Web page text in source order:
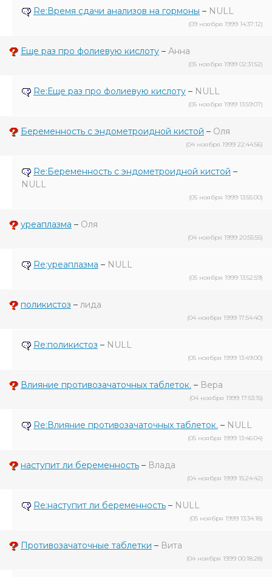
Re:Время сдачи анализов на гормоны – NULL
(09 ноября 1999 14:37:12)
Еще раз про фолиевую кислоту – Анна
(05 ноября 1999 02:31:52)
Re:Еще раз про фолиевую кислоту – NULL
(05 ноября 1999 13:59:07)
Беременность с эндометроидной кистой – Оля
(04 ноября 1999 22:44:56)
Re:Беременность с эндометроидной кистой –
NULL
(05 ноября 1999 13:55:00)
уреаплазма – Оля
(04 ноября 1999 20:55:55)
Re:уреаплазма – NULL
(05 ноября 1999 13:52:59)
поликистоз – лида
(04 ноября 1999 17:54:40)
Re:поликистоз – NULL
(05 ноября 1999 13:49:00)
Влияние противозачаточных таблеток. – Вера
(04 ноября 1999 17:53:15)
Re:Влияние противозачаточных таблеток. – NULL
(05 ноября 1999 13:46:04)
наступит ли беременность – Влада
(04 ноября 1999 15:24:42)
Re:наступит ли беременность – NULL
(05 ноября 1999 13:34:18)
Противозачаточные таблетки – Вита
(04 ноября 1999 00:18:28)